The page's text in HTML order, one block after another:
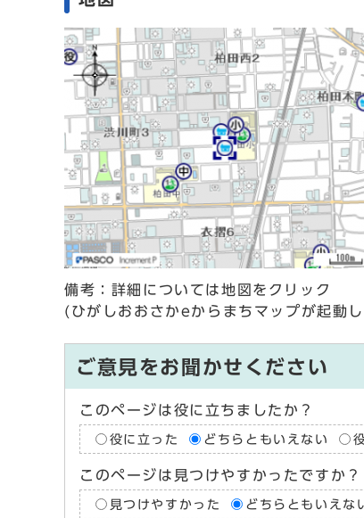
備考：詳細については地図をクリック
(ひがしおおさかeからまちマップが起動
ご意見をお聞かせください
このページは役に立ちましたか？
役に立った どちらともいえない
このページは見つけやすかったですか？
見つけやすかった どちらともいえな